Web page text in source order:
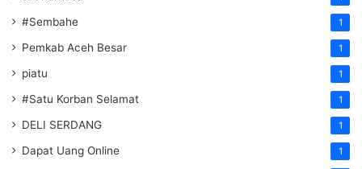
#Sembahe 1
Pemkab Aceh Besar 1
piatu 1
#Satu Korban Selamat 1
DELI SERDANG 1
Dapat Uang Online 1